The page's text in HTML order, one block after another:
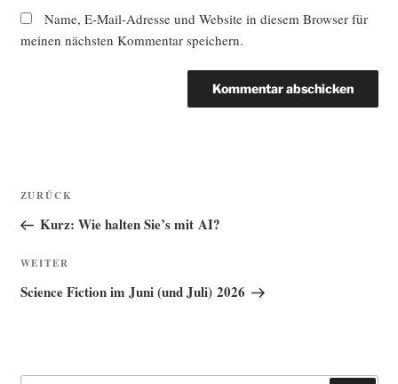
Name, E-Mail-Adresse und Website in diesem Browser für
meinen nächsten Kommentar speichern.
Beitragsnavigation
Vorheriger
Beitrag
ZURÜCK
Kurz: Wie halten Sie’s mit AI?
Nächster
Beitrag
WEITER
Science Fiction im Juni (und Juli) 2026